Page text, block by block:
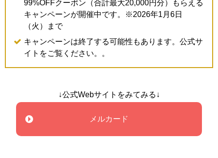
99%OFFクーポン（合計最大20,000円分）もらえる
キャンペーンが開催中です。※2026年1月6日
（火）まで
キャンペーンは終了する可能性もあります。公式サ
イトをご覧ください。。
↓公式Webサイトをみてみる↓
メルカード